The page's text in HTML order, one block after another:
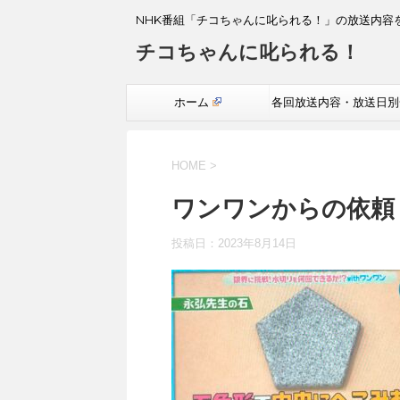
NHK番組「チコちゃんに叱られる！」の放送内容
チコちゃんに叱られる！
ホーム 各回放送内容・放送日
HOME >
ワンワンからの依
投稿日： 2023年8月14日